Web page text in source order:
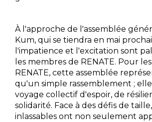
À l'approche de l'assemblée
Kum, qui se tiendra en mai
l'impatience et l'excitation sont
les membres de RENATE. Pour
RENATE, cette assemblée
qu'un simple rassemblement ;
voyage collectif d'espoir, de
solidarité. Face à des défis de
inlassables ont non seulement